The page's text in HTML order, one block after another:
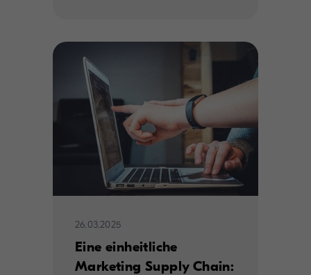
26.03.2025
Eine einheitliche
Marketing Supply Chain: